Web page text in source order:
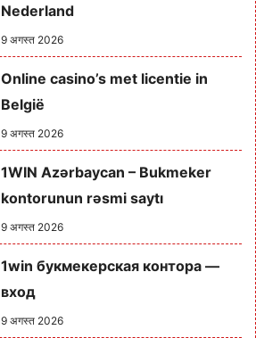
Nederland
9 अगस्त 2026
Online casino’s met licentie in
België
9 अगस्त 2026
1WIN Azərbaycan – Bukmeker
kontorunun rəsmi saytı
9 अगस्त 2026
1win букмекерская контора —
вход
9 अगस्त 2026